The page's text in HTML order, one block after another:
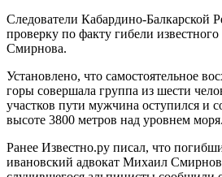
Следователи Кабардино-Балкарской
проверку по факту гибели
Смирнова.
Установлено, что самостоятельное
горы совершала группа из шести
участков пути мужчина оступился и
высоте 3800 метров над уровнем
Ранее Известно.ру писал, что
ивановский адвокат Михаил